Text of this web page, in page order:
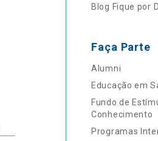
Blog Fique por
Faça Parte
Alumni
Educação em
Fundo de
Conhecimento
Programas